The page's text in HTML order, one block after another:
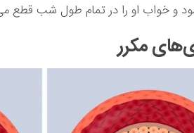
و خواب او را در تمام طول شب قطع